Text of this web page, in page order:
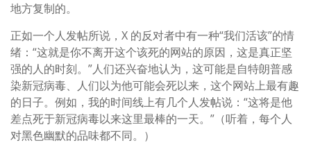
地方复制的。
正如一个人发帖所说，X 的反对者中有一种“我们活该”的情
绪：“这就是你不离开这个该死的网站的原因，这是真正坚
强的人的时刻。”人们还兴奋地认为，这可能是自特朗普感
染新冠病毒、人们以为他可能会死以来，这个网站上最有趣
的日子。例如，我的时间线上有几个人发帖说：“这将是他
差点死于新冠病毒以来这里最棒的一天。”（听着，每个人
对黑色幽默的品味都不同。）